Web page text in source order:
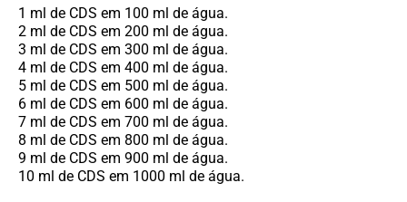
1 ml de CDS em 100 ml de água.
2 ml de CDS em 200 ml de água.
3 ml de CDS em 300 ml de água.
4 ml de CDS em 400 ml de água.
5 ml de CDS em 500 ml de água.
6 ml de CDS em 600 ml de água.
7 ml de CDS em 700 ml de água.
8 ml de CDS em 800 ml de água.
9 ml de CDS em 900 ml de água.
10 ml de CDS em 1000 ml de água.